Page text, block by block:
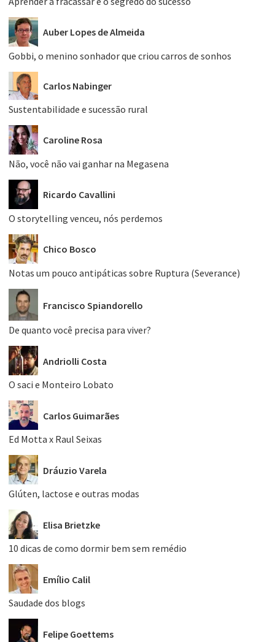
Auber Lopes de Almeida
Gobbi, o menino sonhador que criou carros de sonhos
Carlos Nabinger
Sustentabilidade e sucessão rural
Caroline Rosa
Não, você não vai ganhar na Megasena
Ricardo Cavallini
O storytelling venceu, nós perdemos
Chico Bosco
Notas um pouco antipáticas sobre Ruptura (Severance)
Francisco Spiandorello
De quanto você precisa para viver?
Andriolli Costa
O saci e Monteiro Lobato
Carlos Guimarães
Ed Motta x Raul Seixas
Dráuzio Varela
Glúten, lactose e outras modas
Elisa Brietzke
10 dicas de como dormir bem sem remédio
Emílio Calil
Saudade dos blogs
Felipe Goettems